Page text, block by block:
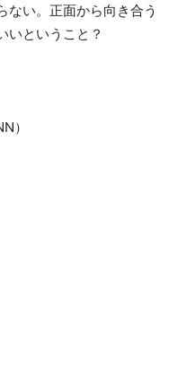
ない。正面から向き合う
いということ？
）